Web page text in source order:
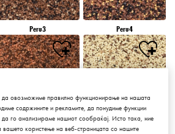
Peru3 Peru4
Peru6 Sierra1
овозможиме правилно функционирање на нашата
содржините и рекламите, да понудиме функции
да го анализираме нашиот сообраќај. Исто така, ние
користење на веб-страницата со нашите